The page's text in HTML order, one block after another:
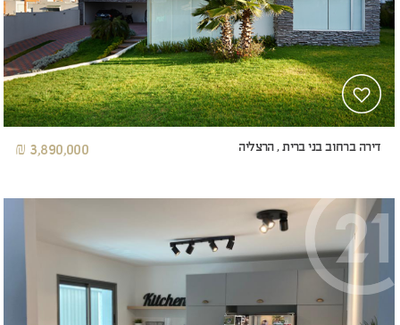
דירה ברחוב בני ברית , הרצליה 3,890,000 ₪